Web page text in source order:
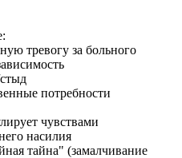
тревогу за больного
потребности
чувствами
насилия
тайна" (замалчивание